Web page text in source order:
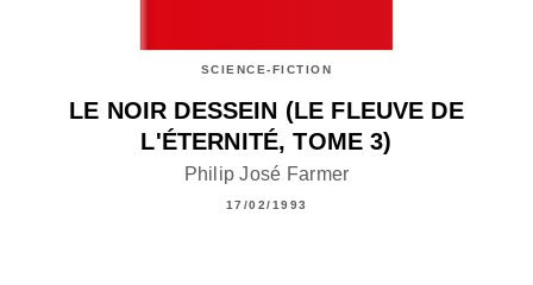
SCIENCE-FICTION
LE NOIR DESSEIN (LE FLEUVE DE
L'ÉTERNITÉ, TOME 3)
Philip José Farmer
17/02/1993